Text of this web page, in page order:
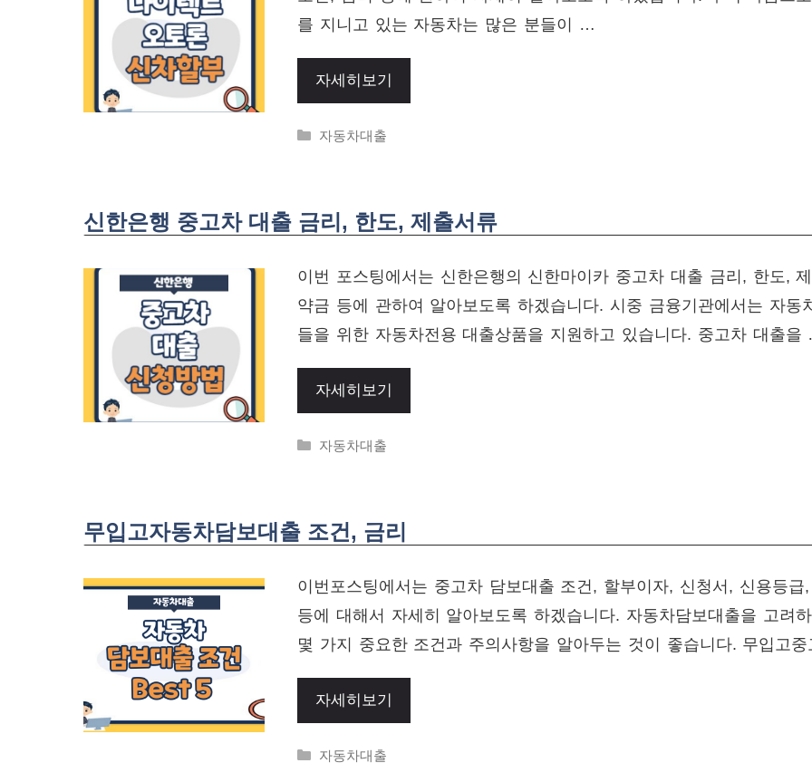
를 지니고 있는 자동차는 많은 분들이 …
자세히보기
Categories
자동차대출
신한은행 중고차 대출 금리, 한도, 제출서류
이번 포스팅에서는 신한은행의 신한마이카 중고차 대출 금리, 한도,
약금 등에 관하여 알아보도록 하겠습니다. 시중 금융기관에서는 자동
들을 위한 자동차전용 대출상품을 지원하고 있습니다. 중고차 대출을
자세히보기
Categories
자동차대출
무입고자동차담보대출 조건, 금리
이번포스팅에서는 중고차 담보대출 조건, 할부이자, 신청서, 신용등급,
등에 대해서 자세히 알아보도록 하겠습니다. 자동차담보대출을 고려
몇 가지 중요한 조건과 주의사항을 알아두는 것이 좋습니다. 무입고
자세히보기
Categories
자동차대출